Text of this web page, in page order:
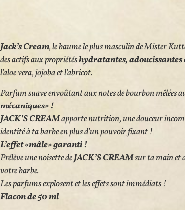
Jack’s Cream, le baume le plus masculin de Mister
des actifs aux propriétéshydratantes,
l’aloe vera, jojoba et l’abricot.
Parfum suave envoûtant aux notes de bourbon mêlées
mécaniques» !
JACK’S CREAMapporte nutrition, une douceur
identité à ta barbe en plus d’un pouvoir fixant !
L’effet «mâle» garanti !
Prélève une noisette deJACK’S CREAMsur ta main et
votre barbe.
Les parfums explosent et les effets sont immédiats !
Flacon de 50 ml